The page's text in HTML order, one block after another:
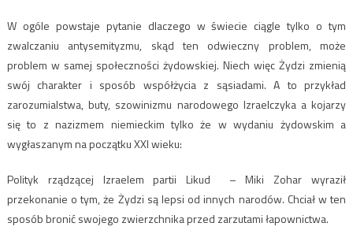
W ogóle powstaje pytanie dlaczego w świecie ciągle tylko o tym
zwalczaniu antysemityzmu, skąd ten odwieczny problem, może
problem w samej społeczności żydowskiej. Niech więc Żydzi zmienią
swój charakter i sposób współżycia z sąsiadami. A to przykład
zarozumialstwa, buty, szowinizmu narodowego Izraelczyka a kojarzy
się to z nazizmem niemieckim tylko że w wydaniu żydowskim a
wygłaszanym na początku XXI wieku:
Polityk rządzącej Izraelem partii Likud – Miki Zohar wyraził
przekonanie o tym, że Żydzi są lepsi od innych narodów. Chciał w ten
sposób bronić swojego zwierzchnika przed zarzutami łapownictwa.